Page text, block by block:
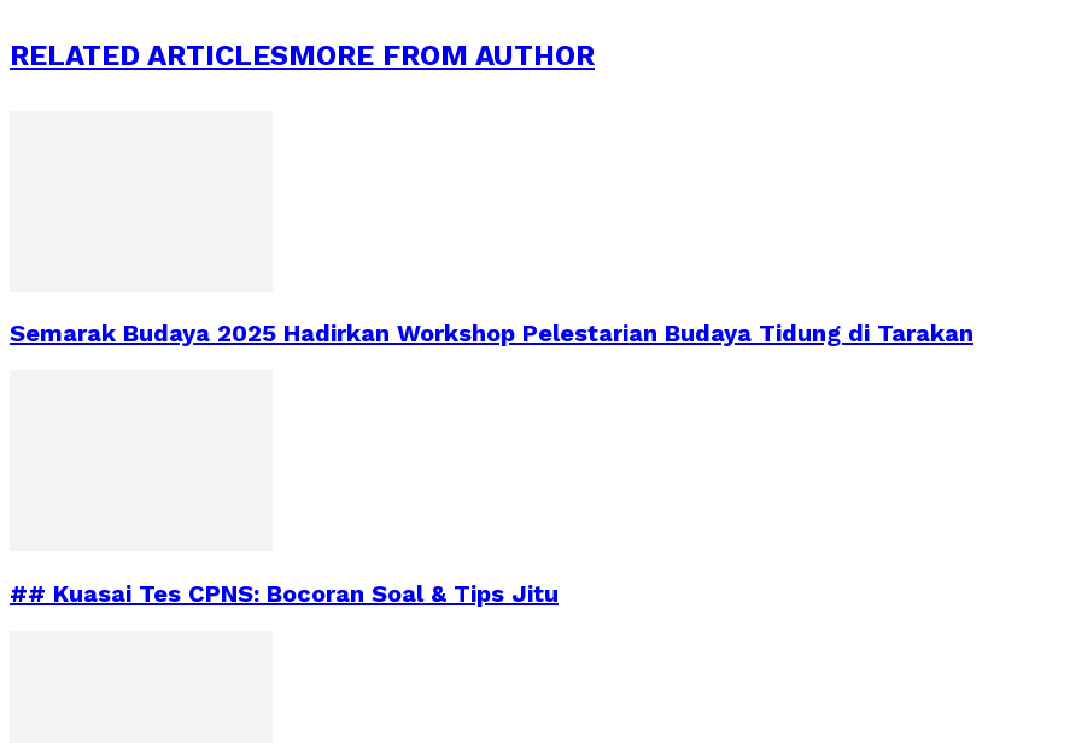
RELATED ARTICLESMORE FROM AUTHOR
Semarak Budaya 2025 Hadirkan Workshop Pelestarian Budaya Tidung di Tarakan
## Kuasai Tes CPNS: Bocoran Soal & Tips Jitu